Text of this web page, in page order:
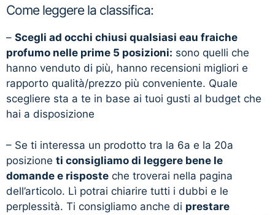
Come leggere la classifica:
– Scegli ad occhi chiusi qualsiasi eau fraiche
profumo nelle prime 5 posizioni: sono quelli che
hanno venduto di più, hanno recensioni migliori e
rapporto qualità/prezzo più conveniente. Quale
scegliere sta a te in base ai tuoi gusti al budget che
hai a disposizione
– Se ti interessa un prodotto tra la 6a e la 20a
posizione ti consigliamo di leggere bene le
domande e risposte che troverai nella pagina
dell’articolo. Lì potrai chiarire tutti i dubbi e le
perplessità. Ti consigliamo anche di prestare